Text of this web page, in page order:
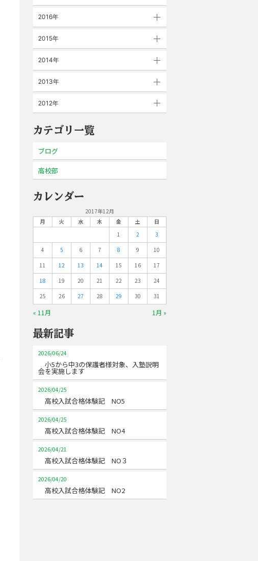
2016年
2015年
2014年
2013年
2012年
カテゴリ一覧
ブログ
高校部
カレンダー
2017年12月
月
火 水 木 金 土
日
1
2
3
4
5 6 7 8 9
10
11
12 13 14 15 16
17
18
19 20 21 22 23
24
25
26 27 28 29 30 31
« 11月 1月 »
最新記事
2026/06/24
小5から中3の保護者様対象、入塾説明
会を実施します
2026/04/25
高校入試合格体験記 NO5
2026/04/25
高校入試合格体験記 NO4
2026/04/21
高校入試合格体験記 NO３
2026/04/20
高校入試合格体験記 NO2